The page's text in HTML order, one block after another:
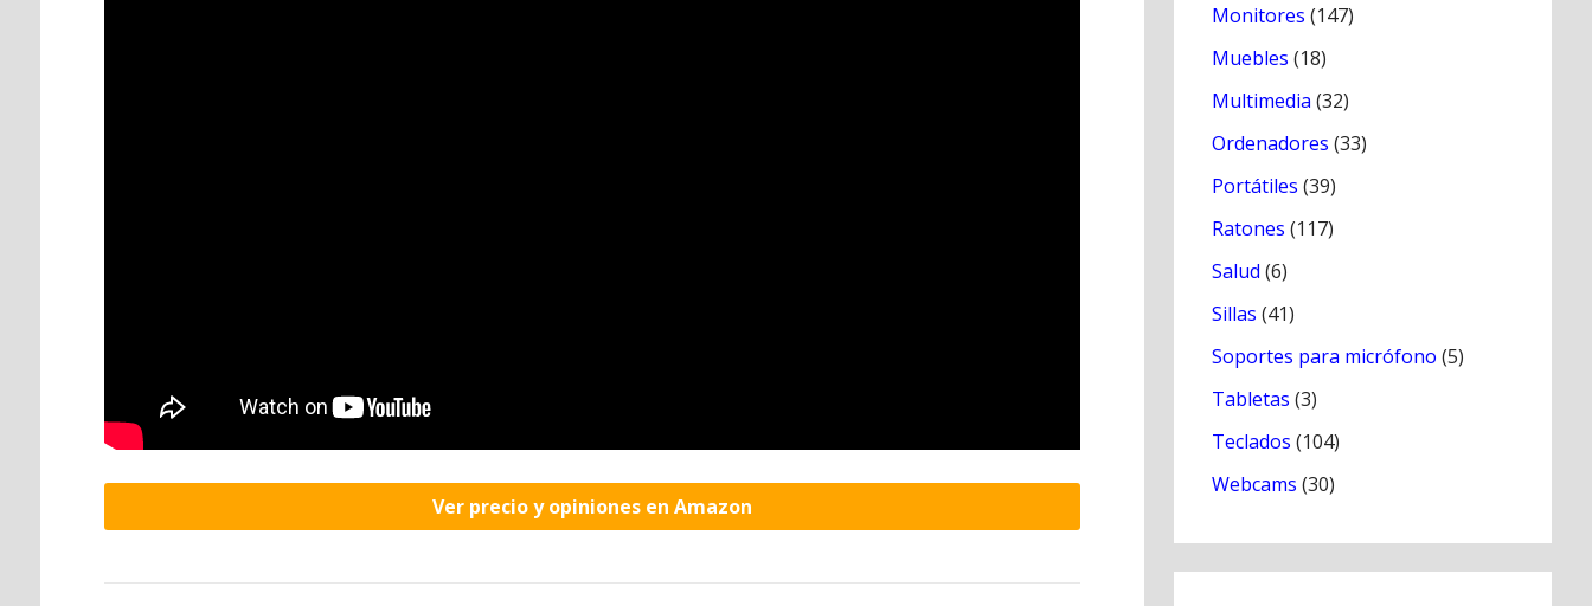
Ver precio y opiniones en Amazon
Monitores (147)
Muebles (18)
Multimedia (32)
Ordenadores (33)
Portátiles (39)
Ratones (117)
Salud (6)
Sillas (41)
Soportes para micrófono (5)
Tabletas (3)
Teclados (104)
Webcams (30)